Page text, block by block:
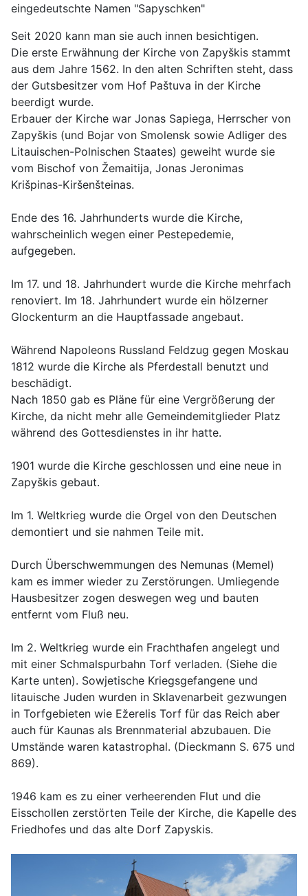
eingedeutschte Namen "Sapyschken"
Seit 2020 kann man sie auch innen besichtigen.
Die erste Erwähnung der Kirche von Zapyškis stammt
aus dem Jahre 1562. In den alten Schriften steht, dass
der Gutsbesitzer vom Hof Paštuva in der Kirche
beerdigt wurde.
Erbauer der Kirche war Jonas Sapiega, Herrscher von
Zapyškis (und Bojar von Smolensk sowie Adliger des
Litauischen-Polnischen Staates) geweiht wurde sie
vom Bischof von Žemaitija, Jonas Jeronimas
Krišpinas-Kiršenšteinas.
Ende des 16. Jahrhunderts wurde die Kirche,
wahrscheinlich wegen einer Pestepedemie,
aufgegeben.
Im 17. und 18. Jahrhundert wurde die Kirche mehrfach
renoviert. Im 18. Jahrhundert wurde ein hölzerner
Glockenturm an die Hauptfassade angebaut.
Während Napoleons Russland Feldzug gegen Moskau
1812 wurde die Kirche als Pferdestall benutzt und
beschädigt.
Nach 1850 gab es Pläne für eine Vergrößerung der
Kirche, da nicht mehr alle Gemeindemitglieder Platz
während des Gottesdienstes in ihr hatte.
1901 wurde die Kirche geschlossen und eine neue in
Zapyškis gebaut.
Im 1. Weltkrieg wurde die Orgel von den Deutschen
demontiert und sie nahmen Teile mit.
Durch Überschwemmungen des Nemunas (Memel)
kam es immer wieder zu Zerstörungen. Umliegende
Hausbesitzer zogen deswegen weg und bauten
entfernt vom Fluß neu.
Im 2. Weltkrieg wurde ein Frachthafen angelegt und
mit einer Schmalspurbahn Torf verladen. (Siehe die
Karte unten). Sowjetische Kriegsgefangene und
litauische Juden wurden in Sklavenarbeit gezwungen
in Torfgebieten wie Ežerelis Torf für das Reich aber
auch für Kaunas als Brennmaterial abzubauen. Die
Umstände waren katastrophal. (Dieckmann S. 675 und
869).
1946 kam es zu einer verheerenden Flut und die
Eisschollen zerstörten Teile der Kirche, die Kapelle des
Friedhofes und das alte Dorf Zapyskis.